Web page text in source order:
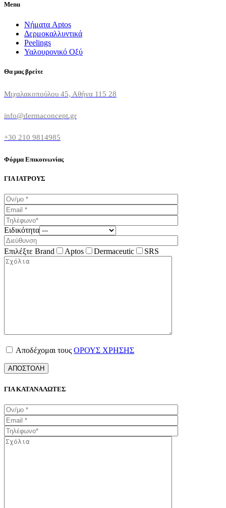
Menu
Νήματα Aptos
Δερμοκαλλυντικά
Peelings
Υαλουρονικό Οξύ
Θα μας βρείτε
Μιχαλακοπούλου 45, Αθήνα 115 28
info@dermaconcept.gr
+30 210 9814985
Φόρμα Επικοινωνίας
ΓΙΑ ΙΑΤΡΟΥΣ
Ειδικότητα
Επιλέξτε Brand Aptos Dermaceutic SRS
Αποδέχομαι τους ΟΡΟΥΣ ΧΡΗΣΗΣ
ΓΙΑ ΚΑΤΑΝΑΛΩΤΕΣ